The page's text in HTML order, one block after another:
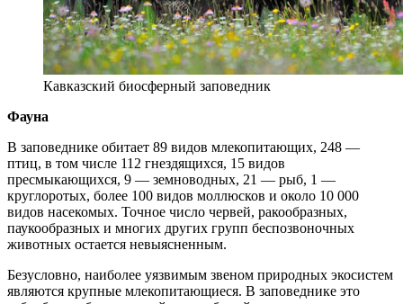
Кавказский биосферный заповедник
Фауна
В заповеднике обитает 89 видов млекопитающих, 248 —
птиц, в том числе 112 гнездящихся, 15 видов
пресмыкающихся, 9 — земноводных, 21 — рыб, 1 —
круглоротых, более 100 видов моллюсков и около 10 000
видов насекомых. Точное число червей, ракообразных,
паукообразных и многих других групп беспозвоночных
животных остается невыясненным.
Безусловно, наиболее уязвимым звеном природных экосистем
являются крупные млекопитающиеся. В заповеднике это